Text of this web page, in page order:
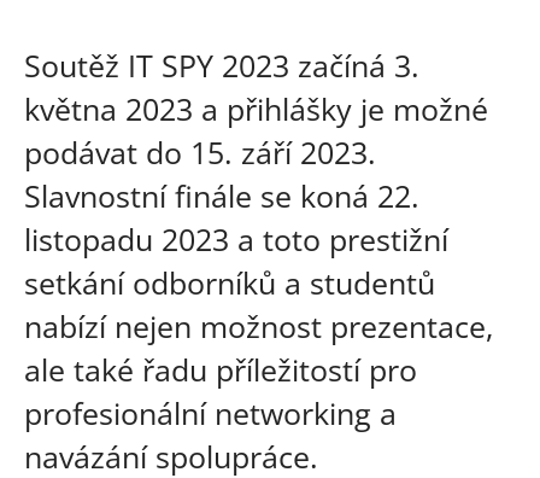
Soutěž IT SPY 2023 začíná 3.
května 2023 a přihlášky je možné
podávat do 15. září 2023.
Slavnostní finále se koná 22.
listopadu 2023 a toto prestižní
setkání odborníků a studentů
nabízí nejen možnost prezentace,
ale také řadu příležitostí pro
profesionální networking a
navázání spolupráce.